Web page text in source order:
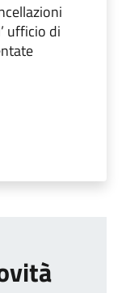
ufficio di